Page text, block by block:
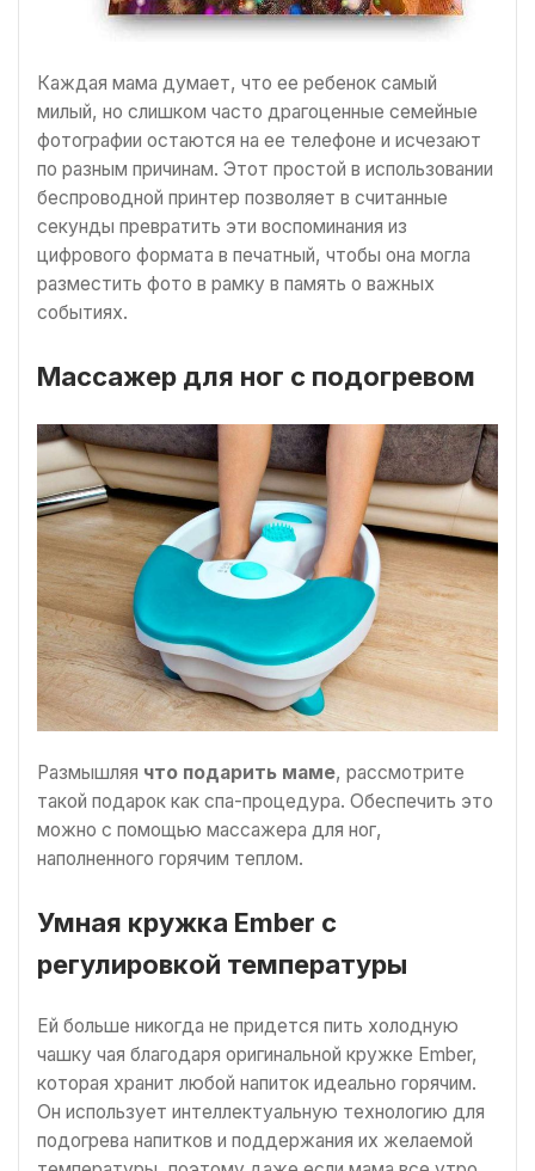
Каждая мама думает, что ее ребенок самый
милый, но слишком часто драгоценные семейные
фотографии остаются на ее телефоне и исчезают
по разным причинам. Этот простой в использовании
беспроводной принтер позволяет в считанные
секунды превратить эти воспоминания из
цифрового формата в печатный, чтобы она могла
разместить фото в рамку в память о важных
событиях.
Массажер для ног с подогревом
Размышляя что подарить маме, рассмотрите
такой подарок как спа-процедура. Обеспечить это
можно с помощью массажера для ног,
наполненного горячим теплом.
Умная кружка Ember с
регулировкой температуры
Ей больше никогда не придется пить холодную
чашку чая благодаря оригинальной кружке Ember,
которая хранит любой напиток идеально горячим.
Он использует интеллектуальную технологию для
подогрева напитков и поддержания их желаемой